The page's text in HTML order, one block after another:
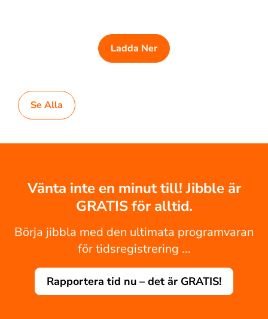
Ladda Ner
Se Alla
Vänta inte en minut till! Jibble är
GRATIS för alltid.
Börja jibbla med den ultimata programvaran
för tidsregistrering ...
Rapportera tid nu – det är GRATIS!